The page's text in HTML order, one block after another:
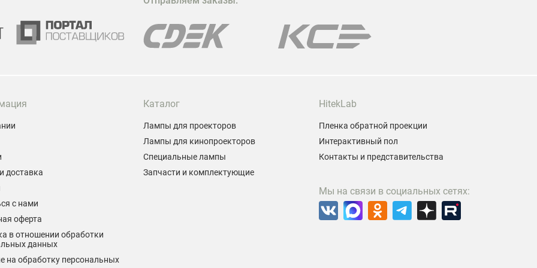
Гарантия на все лампы!
доставка
с нами
оферта
в отношении обработки
данных
на обработку персональных
Каталог
Лампы для проекторов
Лампы для кинопроекторов
Специальные лампы
Запчасти и комплектующие
HitekLab
Пленка обратной проекции
Интерактивный пол
Контакты и представительства
Мы на связи в социальных сетях: